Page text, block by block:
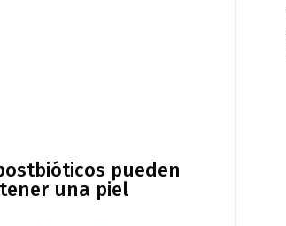
pueden
una piel